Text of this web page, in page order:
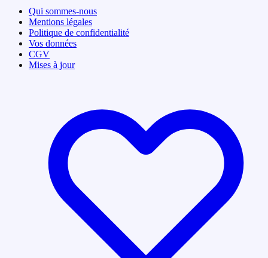
Qui sommes-nous
Mentions légales
Politique de confidentialité
Vos données
CGV
Mises à jour